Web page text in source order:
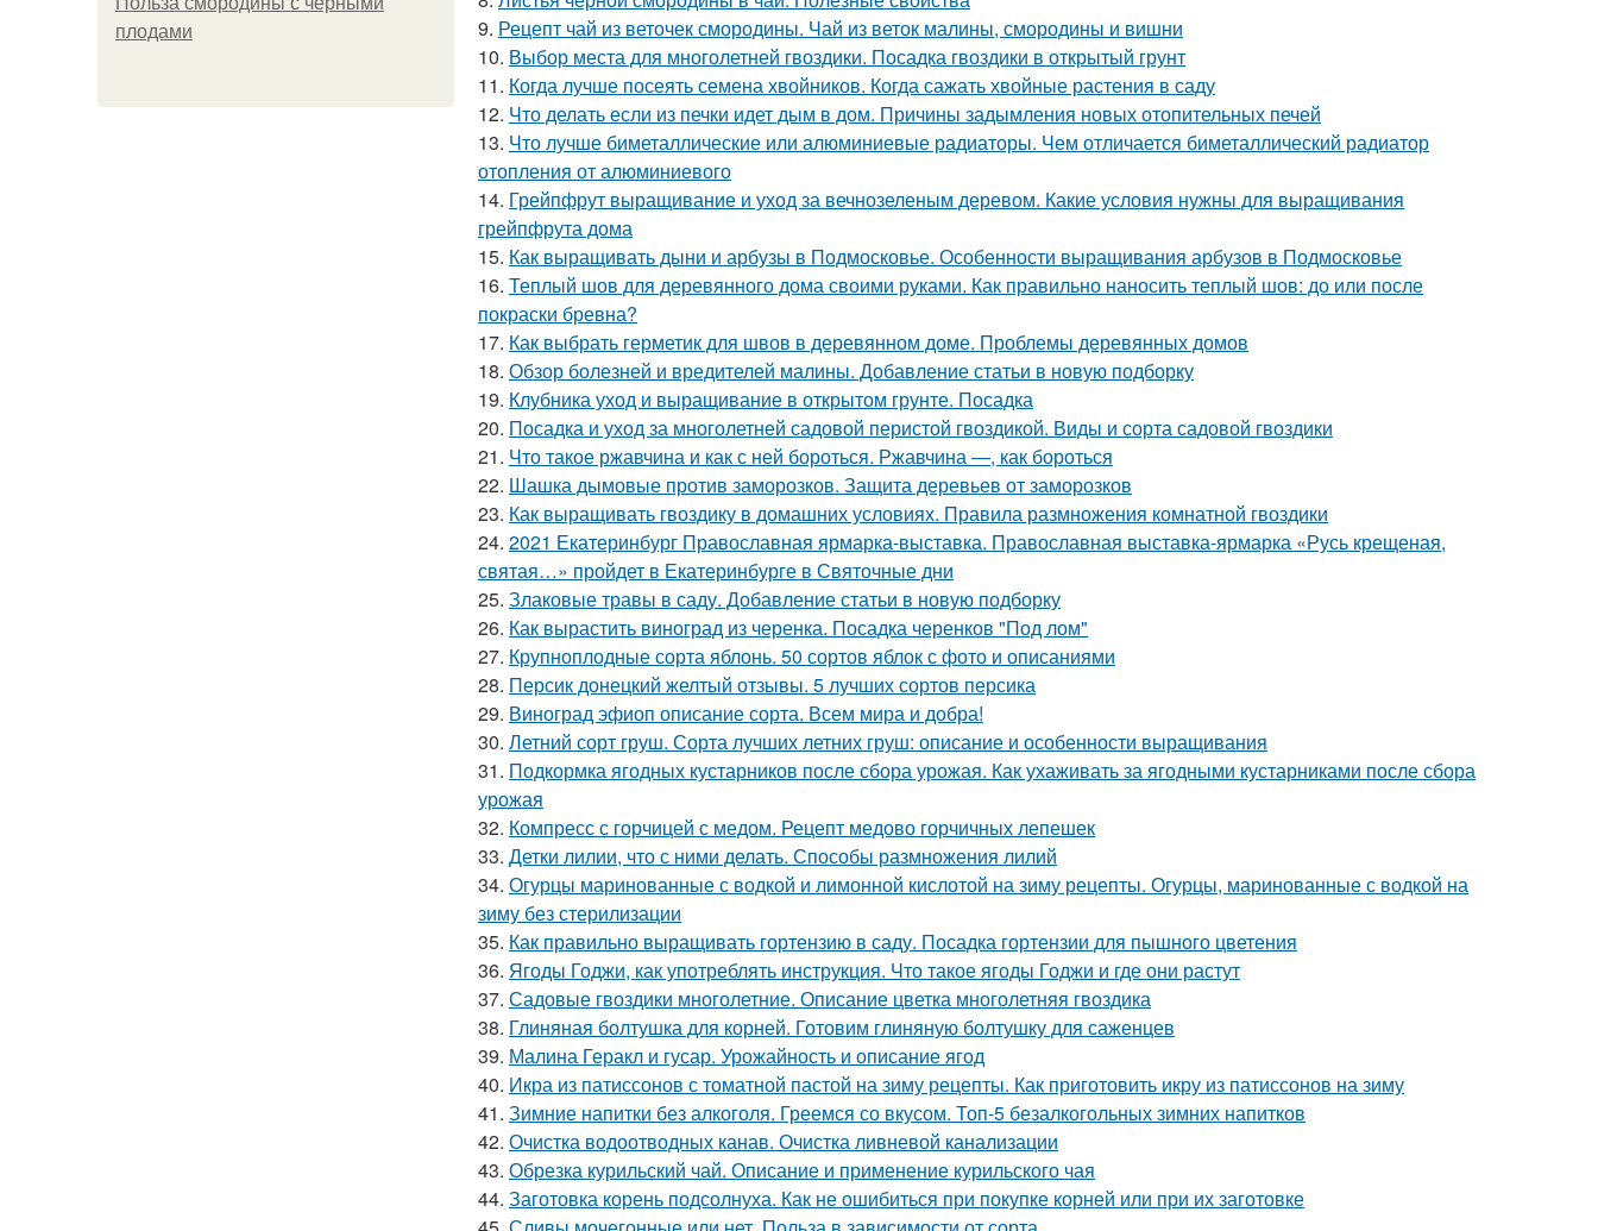
плодами
9. Рецепт чай из веточек смородины. Чай из веток малины, смородины и вишни
10. Выбор места для многолетней гвоздики. Посадка гвоздики в открытый грунт
11. Когда лучше посеять семена хвойников. Когда сажать хвойные растения в саду
12. Что делать если из печки идет дым в дом. Причины задымления новых отопительных печей
13. Что лучше биметаллические или алюминиевые радиаторы. Чем отличается биметаллический радиатор
отопления от алюминиевого
14. Грейпфрут выращивание и уход за вечнозеленым деревом. Какие условия нужны для выращивания
грейпфрута дома
15. Как выращивать дыни и арбузы в Подмосковье. Особенности выращивания арбузов в Подмосковье
16. Теплый шов для деревянного дома своими руками. Как правильно наносить теплый шов: до или после
покраски бревна?
17. Как выбрать герметик для швов в деревянном доме. Проблемы деревянных домов
18. Обзор болезней и вредителей малины. Добавление статьи в новую подборку
19. Клубника уход и выращивание в открытом грунте. Посадка
20. Посадка и уход за многолетней садовой перистой гвоздикой. Виды и сорта садовой гвоздики
21. Что такое ржавчина и как с ней бороться. Ржавчина —, как бороться
22. Шашка дымовые против заморозков. Защита деревьев от заморозков
23. Как выращивать гвоздику в домашних условиях. Правила размножения комнатной гвоздики
24. 2021 Екатеринбург Православная ярмарка-выставка. Православная выставка-ярмарка «Русь крещеная,
святая…» пройдет в Екатеринбурге в Святочные дни
25. Злаковые травы в саду. Добавление статьи в новую подборку
26. Как вырастить виноград из черенка. Посадка черенков "Под лом"
27. Крупноплодные сорта яблонь. 50 сортов яблок с фото и описаниями
28. Персик донецкий желтый отзывы. 5 лучших сортов персика
29. Виноград эфиоп описание сорта. Всем мира и добра!
30. Летний сорт груш. Сорта лучших летних груш: описание и особенности выращивания
31. Подкормка ягодных кустарников после сбора урожая. Как ухаживать за ягодными кустарниками после сбора
урожая
32. Компресс с горчицей с медом. Рецепт медово горчичных лепешек
33. Детки лилии, что с ними делать. Способы размножения лилий
34. Огурцы маринованные с водкой и лимонной кислотой на зиму рецепты. Огурцы, маринованные с водкой на
зиму без стерилизации
35. Как правильно выращивать гортензию в саду. Посадка гортензии для пышного цветения
36. Ягоды Годжи, как употреблять инструкция. Что такое ягоды Годжи и где они растут
37. Садовые гвоздики многолетние. Описание цветка многолетняя гвоздика
38. Глиняная болтушка для корней. Готовим глиняную болтушку для саженцев
39. Малина Геракл и гусар. Урожайность и описание ягод
40. Икра из патиссонов с томатной пастой на зиму рецепты. Как приготовить икру из патиссонов на зиму
41. Зимние напитки без алкоголя. Греемся со вкусом. Топ-5 безалкогольных зимних напитков
42. Очистка водоотводных канав. Очистка ливневой канализации
43. Обрезка курильский чай. Описание и применение курильского чая
44. Заготовка корень подсолнуха. Как не ошибиться при покупке корней или при их заготовке